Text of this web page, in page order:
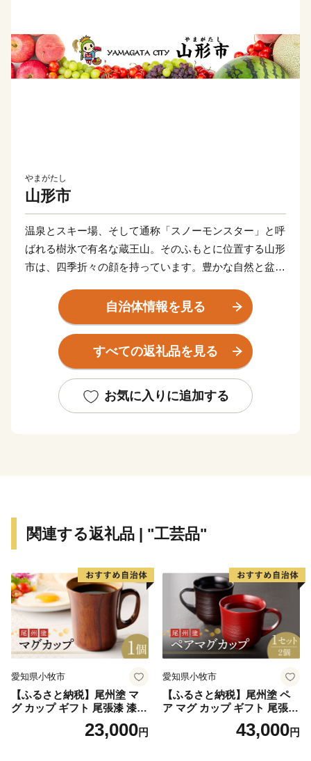
やまがたし
山形市
温泉とスキー場、そして通称「スノーモンスター」と呼
ばれる樹氷で有名な蔵王山。そのふもとに位置する山形
市は、四季折々の顔を持っています。豊かな自然と盆地
スカットなどのフルーツ、つや姫を代表とするブランド
米、とろけるような舌触りが特徴の山形牛などの「山形
ブランド」を生み出しています。 街中には商家の蔵
や旧家が数多く残り、レトロモダンな雰囲気を醸し出し
自治体情報を見る
すべての返礼品を見る
お気に入りに追加する
関連する返礼品 | "工芸品"
愛知県小牧市
【ふるさと納税】尾州塗 マ
グ カップ ギフト 尾張漆 漆
漆器 漆器工芸 工芸品 芸術性
実用性 抗菌性 美味しく安全
23,000円
愛知県小牧市
【ふるさと納税】尾州塗 ペ
ア マグ カップ ギフト 尾張漆
漆 漆器 漆器工芸 工芸品 芸術
性 実用性 抗菌性 美味しく安
43,000円